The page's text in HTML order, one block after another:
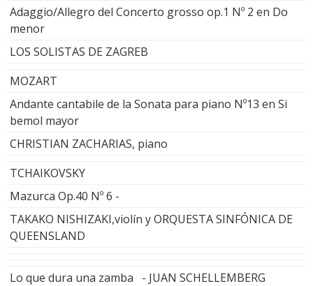
Adaggio/Allegro del Concerto grosso op.1 Nº 2 en Do
menor
LOS SOLISTAS DE ZAGREB
MOZART
Andante cantabile de la Sonata para piano Nº13 en Si
bemol mayor
CHRISTIAN ZACHARIAS, piano
TCHAIKOVSKY
Mazurca Op.40 Nº 6 -
TAKAKO NISHIZAKI,violín y ORQUESTA SINFÓNICA DE
QUEENSLAND
Lo que dura una zamba - JUAN SCHELLEMBERG